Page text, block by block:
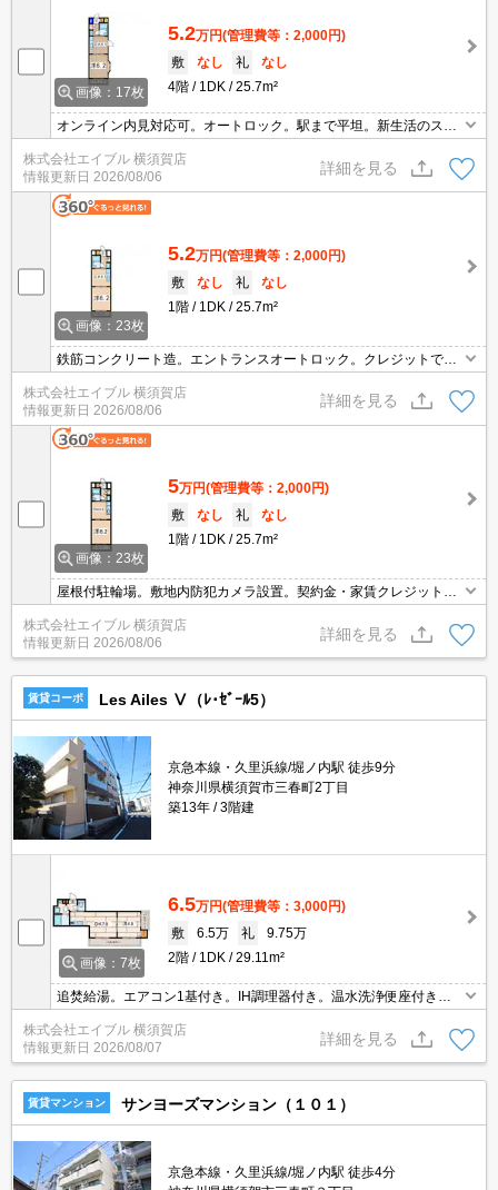
画像：17枚
5.2万円(管理費等：2,000円)
敷
なし 礼
なし
4階
1DK 25.7m²
オンライン内見対応可。オートロック。駅まで平坦。新生活のスタ
株式会社エイブル 横須賀店
情報更新日 2026/08/06
詳細を見る
画像：23枚
5.2万円(管理費等：2,000円)
敷
なし 礼
なし
1階
1DK 25.7m²
鉄筋コンクリート造。エントランスオートロック。クレジットで家
賃支払可。引越指定業者あり。
株式会社エイブル 横須賀店
情報更新日 2026/08/06
詳細を見る
画像：23枚
5万円(管理費等：2,000円)
敷
なし 礼
なし
1階
1DK 25.7m²
屋根付駐輪場。敷地内防犯カメラ設置。契約金・家賃クレジットカ
ード払い可（ポイント還元あり）。オンライン内見対応可。ホーム
ステージング画像（家具小物等含む）はCG。引越指定業者あり。
株式会社エイブル 横須賀店
情報更新日 2026/08/06
詳細を見る
賃貸コーポ Les Ailes Ⅴ（ﾚ･ｾﾞｰﾙ5）
京急本線・久里浜線/堀ノ内駅 徒歩9分
神奈川県横須賀市三春町2丁目
築13年
3階建
画像：7枚
6.5万円(管理費等：3,000円)
敷
6.5万 礼
9.75万
2階
1DK 29.11m²
追焚給湯。エアコン1基付き。IH調理器付き。温水洗浄便座付き。
オススメ物件。仲介手数料家賃の0.55ヵ月分。
株式会社エイブル 横須賀店
情報更新日 2026/08/07
詳細を見る
賃貸マンション サンヨーズマンション（１０１）
京急本線・久里浜線/堀ノ内駅 徒歩4分